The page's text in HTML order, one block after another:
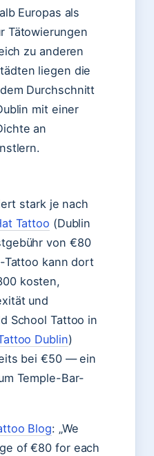
Europas als
Tätowierungen
zu anderen
liegen die
Durchschnitt
mit einer
an
stark je nach
Tattoo (Dublin
von €80
Tattoo kann dort
kosten,
und
School Tattoo in
Dublin)
bei €50 — ein
Temple-Bar-
Blog: „We
of €80 for each